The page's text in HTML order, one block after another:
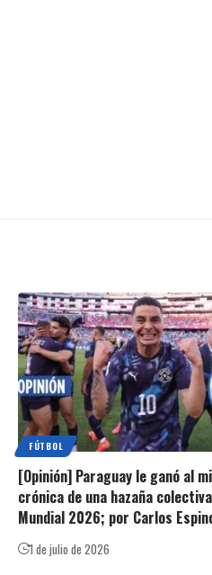
FÚTBOL
[Opinión] Paraguay le ganó al
crónica de una hazaña
Mundial 2026; por Carlos
1 de julio de 2026